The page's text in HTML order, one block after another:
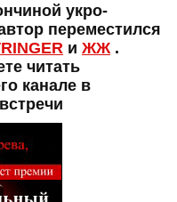
укро-
переместился
и ЖЖ .
читать
канале в